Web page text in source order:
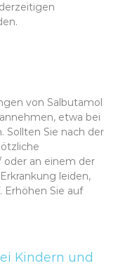
von Salbutamol
etwa bei
Sollten Sie nach der
an einem der
leiden,
Erhöhen Sie auf
Kindern und